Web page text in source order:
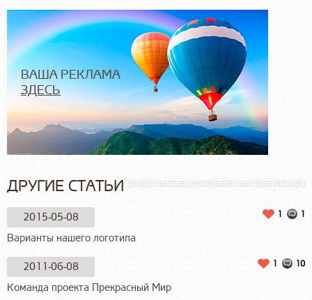
ВАША РЕКЛАМА
ЗДЕСЬ
ДРУГИЕ СТАТЬИ
2015-05-08 1
1
Варианты нашего логотипа
2011-06-08 10
1
Команда проекта Прекрасный Мир